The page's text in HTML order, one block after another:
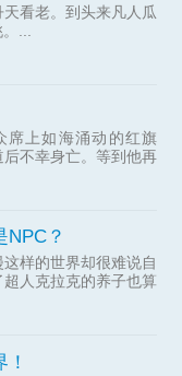
看老。到头来凡人瓜
...
席上如海涌动的红旗
不幸身亡。等到他再
NPC？
样的世界却很难说自
人克拉克的养子也算